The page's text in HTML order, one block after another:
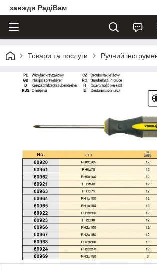
завжди РадіВам
Товари та послуги Ручний